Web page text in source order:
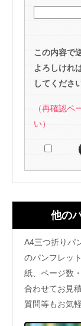
この内容で
よろしけれ
してください
（再確認ペ
い）
他の
A4三つ折りパ
のパンフレッ
紙、ページ数
合わせてお見
質問等もお気